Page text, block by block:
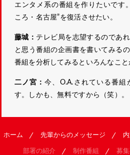
エンタメ系の番組を作りたいです
ころ・名古屋”を復活させたい。
藤城： テレビ局を志望するのであ
と思う番組の企画書を書いてみる
番組を分析してみるといろんなこと
二ノ宮：今、O.A.されている番組
す。しかも、無料ですから（笑）。
ホーム 先輩からのメッセージ
部署の紹介 制作番組 募